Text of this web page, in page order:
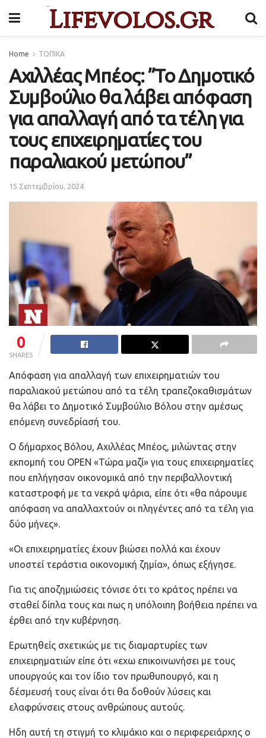
Home ΤΟΠΙΚΑ
Αχιλλέας Μπέος: ”Το Δημοτικό
Συμβούλιο θα λάβει απόφαση
για απαλλαγή από τα τέλη για
τους επιχειρηματίες του
παραλιακού μετώπου”
15 Σεπτεμβρίου, 2024
0
SHARES
Απόφαση για απαλλαγή των επιχειρηματιών του
παραλιακού μετώπου από τα τέλη τραπεζοκαθισμάτων
θα λάβει το Δημοτικό Συμβούλιο Βόλου στην αμέσως
επόμενη συνεδρίασή του.
Ο δήμαρχος Βόλου, Αχιλλέας Μπέος, μιλώντας στην
εκπομπή του OPEN «Τώρα μαζί» για τους επιχειρηματίες
που επλήγησαν οικονομικά από την περιβαλλοντική
καταστροφή με τα νεκρά ψάρια, είπε ότι «θα πάρουμε
απόφαση να απαλλαχτούν οι πληγέντες από τα τέλη για
δύο μήνες».
«Οι επιχειρηματίες έχουν βιώσει πολλά και έχουν
υποστεί τεράστια οικονομική ζημία», όπως εξήγησε.
Για τις αποζημιώσεις τόνισε ότι το κράτος πρέπει να
σταθεί δίπλα τους και πως η υπόλοιπη βοήθεια πρέπει να
έρθει από την κυβέρνηση.
Ερωτηθείς σχετικώς με τις διαμαρτυρίες των
επιχειρηματιών είπε ότι «εχω επικοινωνήσει με τους
υπουργούς και τον ίδιο τον πρωθυπουργό, και η
δέσμευσή τους είναι ότι θα δοθούν λύσεις και
ελαφρύνσεις στους ανθρώπους αυτούς.
Ηδη αυτή τη στιγμή το κλιμάκιο και ο περιφερειάρχης ο